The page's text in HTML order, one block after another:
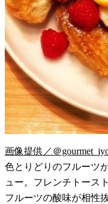
画像提供／＠
色とりどりのフルーツ
ュー。フレンチトース
フルーツの酸味が相性